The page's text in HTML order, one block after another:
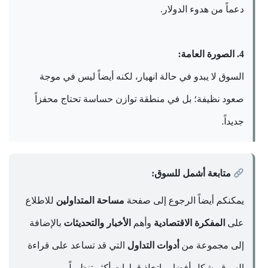
دعماً من هدوء الدولار.
4. الصورة العامة:
السوق لا يبدو في حالة انهيار، لكنه أيضاً ليس في موجة
صعود نظيفة؛ بل في منطقة توازن حساسة تحتاج محفزاً
جديداً.
متابعة أشمل للسوق:
يمكنكم أيضاً الرجوع إلى صفحة مساحة المتداولين للاطلاع
على المفكرة الاقتصادية وأهم الأخبار والتحديثات بالإضافة
إلى مجموعة من أدوات التداول التي قد تساعد على قراءة